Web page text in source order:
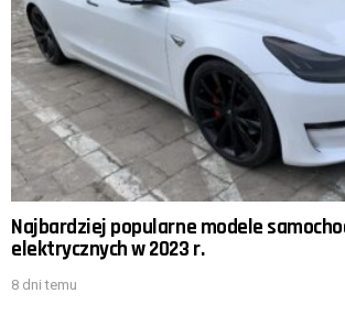
Najbardziej popularne modele
elektrycznych w 2023 r.
8 dni temu